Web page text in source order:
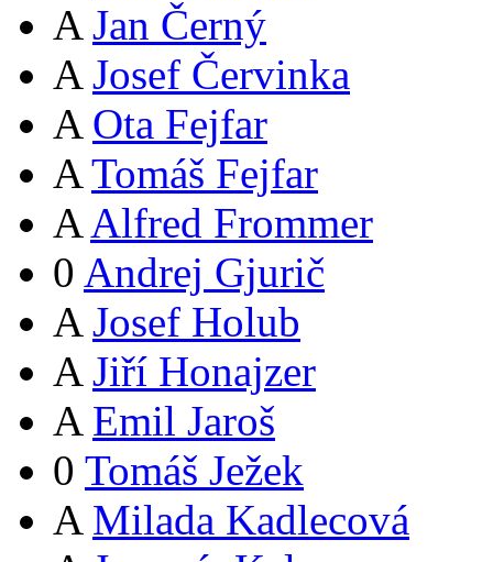
A Jan Černý
A Josef Červinka
A Ota Fejfar
A Tomáš Fejfar
A Alfred Frommer
0 Andrej Gjurič
A Josef Holub
A Jiří Honajzer
A Emil Jaroš
0 Tomáš Ježek
A Milada Kadlecová